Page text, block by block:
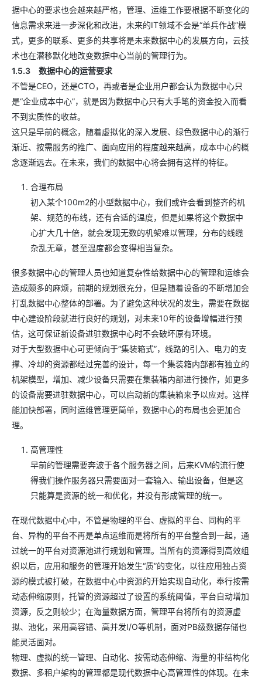
据中心的要求也会越来越严格，管理、运维工作要根据不断变化的
信息需求来进一步深化和改进，未来的IT领域不会是“单兵作战”模
式，更多的联系、更多的共享将是未来数据中心的发展方向，云技
术也在潜移默化地改变数据中心当前的管理行为。
1.5.3 数据中心的运营要求
不管是CEO，还是CTO，再或者是企业用户都会认为数据中心只
是“企业成本中心”，就是因为数据中心只有大手笔的资金投入而看
不到实质性的收益。
这只是早前的概念，随着虚拟化的深入发展、绿色数据中心的渐行
渐近、按需服务的推广、面向应用的程度越来越高，成本中心的概
念逐渐远去。在未来，我们的数据中心将会拥有这样的特征。
合理布局
初入某个100m2的小型数据中心，我们或许会看到整齐的机
架、规范的布线，还有合适的温度，但是如果将这个数据中
心扩大几十倍，就会发现无数的机架难以管理，分布的线缆
杂乱无章，甚至温度都会变得相当复杂。
很多数据中心的管理人员也知道复杂性给数据中心的管理和运维会
造成颇多的麻烦，前期的规划很充分，但是随着设备的不断增加会
打乱数据中心整体的部署。为了避免这种状况的发生，需要在数据
中心建设阶段就进行良好的规划，对未来10年的设备增幅进行预
估，这可保证新设备进驻数据中心时不会破坏原有环境。
对于大型数据中心可更倾向于“集装箱式”，线路的引入、电力的支
撑、冷却的资源都经过完善的设计，每一个集装箱内部都有独立的
机架模型，增加、减少设备只需要在集装箱内部进行操作，如更多
的设备需要进驻数据中心，可以启动新的集装箱来予以应对。这样
能加快部署，同时运维管理更简单，数据中心的布局也会更加合
理。
高管理性
早前的管理需要奔波于各个服务器之间，后来KVM的流行使
得我们操作服务器只需要面对一套输入、输出设备，但是这
只能算是资源的统一和优化，并没有形成管理的统一。
在现代数据中心中，不管是物理的平台、虚拟的平台、同构的平
台、异构的平台不再是单点运维而是将所有的平台整合到一起，通
过统一的平台对资源池进行规划和管理。当所有的资源得到高效组
织以后，应用和服务的管理开始发生“质”的变化，以往应用独占资
源的模式被打破，在数据中心中资源的开始实现自动化，奉行按需
动态伸缩原则，托管的资源超过了设置的系统阈值，平台自动增加
资源，反之则较少；在海量数据方面，管理平台将所有的资源虚
拟、池化，采用高容错、高并发I/O等机制，面对PB级数据存储也
能灵活面对。
物理、虚拟的统一管理、自动化、按需动态伸缩、海量的非结构化
数据、多租户架构的管理都是现代数据中心高管理性的体现。在未